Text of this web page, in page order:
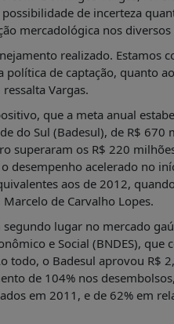
de incerteza
mercadológica nos
realizado. Estamos
política de captação, quanto
Vargas.
que a meta anual
do Sul (Badesul), de R$ 670
superaram os R$ 220
desempenho acelerado no
aos de 2012,
de Carvalho Lopes.
lugar no mercado
e Social (BNDES),
todo, o Badesul aprovou R$
de 104% nos
em 2011, e de 62% em